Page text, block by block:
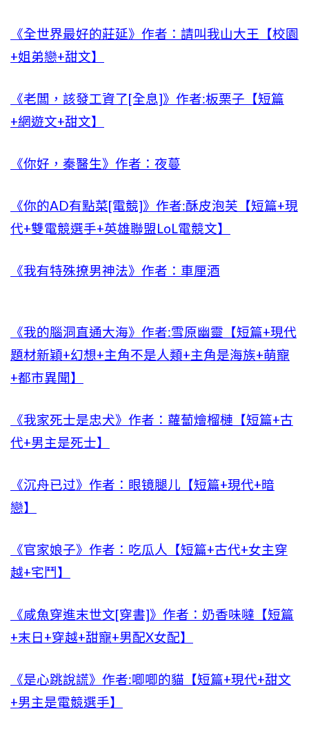
《全世界最好的莊延》作者：請叫我山大王【校園
+姐弟戀+甜文】
《老闆，該發工資了[全息]》作者:板栗子【短篇
+網遊文+甜文】
《你好，秦醫生》作者：夜蔓
《你的AD有點菜[電競]》作者:酥皮泡芙【短篇+現
代+雙電競選手+英雄聯盟LoL電競文】
《我有特殊撩男神法》作者：車厘酒
《我的腦洞直通大海》作者:雪原幽靈【短篇+現代
題材新穎+幻想+主角不是人類+主角是海族+萌寵
+都市異聞】
《我家死士是忠犬》作者：蘿蔔燴榴槤【短篇+古
代+男主是死士】
《沉舟已过》作者：眼镜腿儿【短篇+現代+暗
戀】
《官家娘子》作者：吃瓜人【短篇+古代+女主穿
越+宅鬥】
《咸魚穿進末世文[穿書]》作者：奶香味噠【短篇
+末日+穿越+甜寵+男配X女配】
《是心跳說謊》作者:唧唧的貓【短篇+現代+甜文
+男主是電競選手】